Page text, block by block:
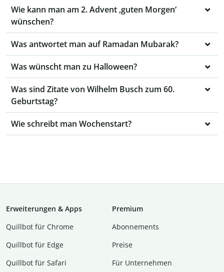
Wie kann man am 2. Advent ‚guten Morgen‘
wünschen?
Was antwortet man auf Ramadan Mubarak?
Was wünscht man zu Halloween?
Was sind Zitate von Wilhelm Busch zum 60.
Geburtstag?
Wie schreibt man Wochenstart?
Erweiterungen & Apps
Quillbot für Chrome
Quillbot für Edge
Quillbot für Safari
Premium
Abon­ne­ments
Preise
Für Unternehmen